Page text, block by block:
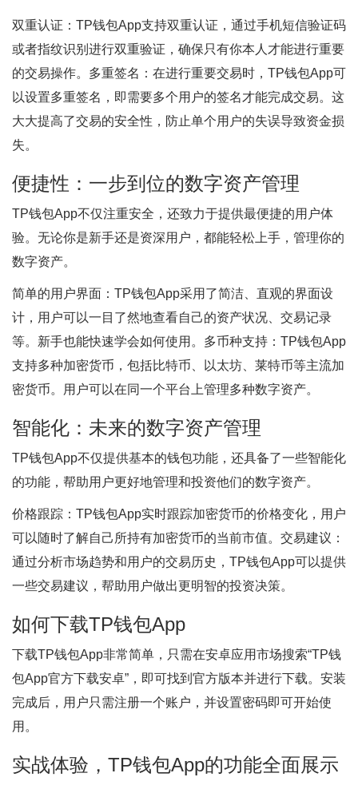
双重认证：TP钱包App支持双重认证，通过手机短信验证码
或者指纹识别进行双重验证，确保只有你本人才能进行重要
的交易操作。多重签名：在进行重要交易时，TP钱包App可
以设置多重签名，即需要多个用户的签名才能完成交易。这
大大提高了交易的安全性，防止单个用户的失误导致资金损
失。
便捷性：一步到位的数字资产管理
TP钱包App不仅注重安全，还致力于提供最便捷的用户体
验。无论你是新手还是资深用户，都能轻松上手，管理你的
数字资产。
简单的用户界面：TP钱包App采用了简洁、直观的界面设
计，用户可以一目了然地查看自己的资产状况、交易记录
等。新手也能快速学会如何使用。多币种支持：TP钱包App
支持多种加密货币，包括比特币、以太坊、莱特币等主流加
密货币。用户可以在同一个平台上管理多种数字资产。
智能化：未来的数字资产管理
TP钱包App不仅提供基本的钱包功能，还具备了一些智能化
的功能，帮助用户更好地管理和投资他们的数字资产。
价格跟踪：TP钱包App实时跟踪加密货币的价格变化，用户
可以随时了解自己所持有加密货币的当前市值。交易建议：
通过分析市场趋势和用户的交易历史，TP钱包App可以提供
一些交易建议，帮助用户做出更明智的投资决策。
如何下载TP钱包App
下载TP钱包App非常简单，只需在安卓应用市场搜索“TP钱
包App官方下载安卓”，即可找到官方版本并进行下载。安装
完成后，用户只需注册一个账户，并设置密码即可开始使
用。
实战体验，TP钱包App的功能全面展示